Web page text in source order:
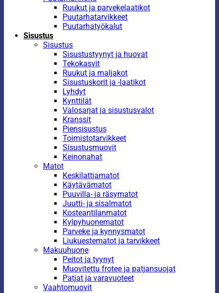
Ruukut ja parvekelaatikot
Puutarhatarvikkeet
Puutarhatyökalut
Sisustus
Sisustus
Sisustustyynyt ja huovat
Tekokasvit
Ruukut ja maljakot
Sisustuskorit ja -laatikot
Lyhdyt
Kynttilät
Valosarjat ja sisustusvalot
Kranssit
Piensisustus
Toimistotarvikkeet
Sisustusmuovit
Keinonahat
Matot
Keskilattiamatot
Käytävämatot
Puuvilla- ja räsymatot
Juutti- ja sisalmatot
Kosteantilanmatot
Kylpyhuonematot
Parveke ja kynnysmatot
Liukuestematot ja tarvikkeet
Makuuhuone
Peitot ja tyynyt
Muovitettu frotee ja patjansuojat
Patjat ja varavuoteet
Vaahtomuovit